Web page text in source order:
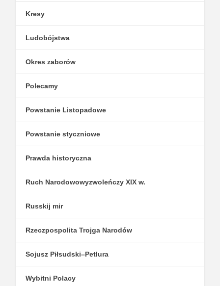
Kresy
Ludobójstwa
Okres zaborów
Polecamy
Powstanie Listopadowe
Powstanie styczniowe
Prawda historyczna
Ruch Narodowowyzwoleńczy XIX w.
Russkij mir
Rzeczpospolita Trojga Narodów
Sojusz Piłsudski–Petlura
Wybitni Polacy